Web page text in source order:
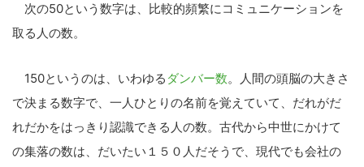
次の50という数字は、比較的頻繁にコミュニケーションを
取る人の数。
150というのは、いわゆる ダンバー数。人間の頭脳の大きさ
で決まる数字で、一人ひとりの名前を覚えていて、だれがだ
れだかをはっきり認識できる人の数。古代から中世にかけて
の集落の数は、だいたい１５０人だそうで、現代でも会社の